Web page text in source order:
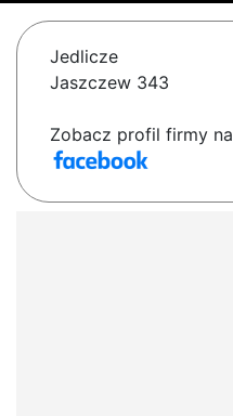
Jedlicze
Jaszczew 343
Zobacz profil firmy na